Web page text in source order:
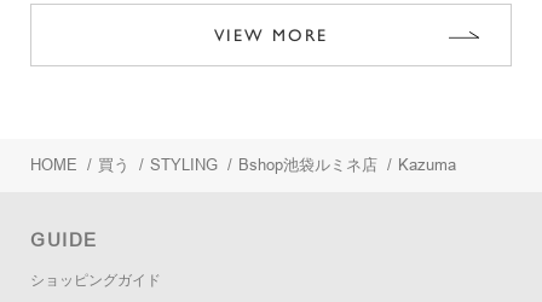
VIEW MORE
HOME / 買う / STYLING / Bshop池袋ルミネ店 / Kazuma
GUIDE
ショッピングガイド